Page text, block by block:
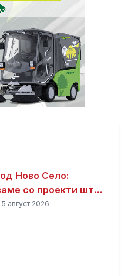
Ново Село:
со проекти што
и подобар живот
5 август 2026